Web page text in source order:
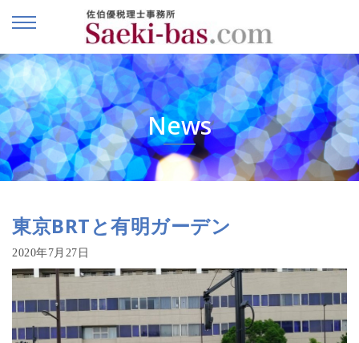
News
東京BRTと有明ガーデン